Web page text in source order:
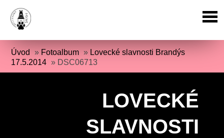
Úvod » Fotoalbum » Lovecké slavnosti Brandýs
17.5.2014 » DSC06713
LOVECKÉ
SLAVNOSTI